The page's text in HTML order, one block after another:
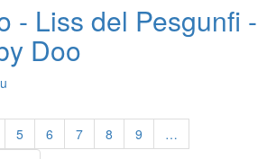
- Liss del Pesgunfi -
Doo
Liss
del
Pesgunfi
Pagina
5 Pagina
6 Pagina
7 Pagina
8 Pagina
9
…